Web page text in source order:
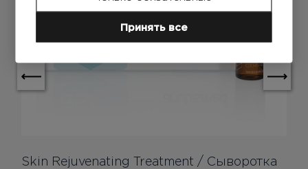
Skin Rejuvenating Treatment / Сыворотка
Принять все